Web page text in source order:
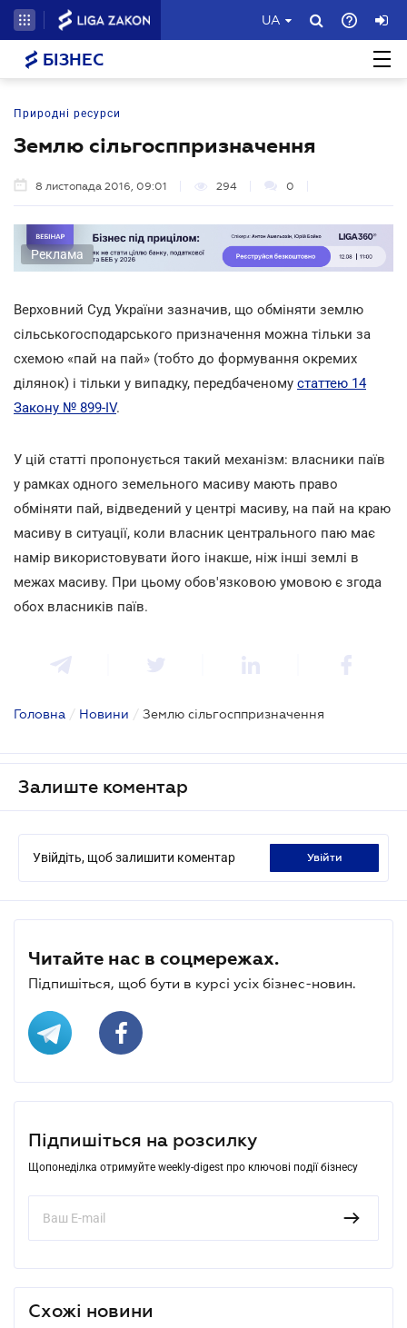
UA
БІЗНЕС
Природні ресурси
Землю сільгосппризначення
8 листопада 2016, 09:01 294 0
Реклама
Верховний Суд України зазначив, що обміняти землю
сільськогосподарського призначення можна тільки за
схемою «пай на пай» (тобто до формування окремих
ділянок) і тільки у випадку, передбаченому статтею 14
Закону № 899-IV.
У цій статті пропонується такий механізм: власники паїв
у рамках одного земельного масиву мають право
обміняти пай, відведений у центрі масиву, на пай на краю
масиву в ситуації, коли власник центрального паю має
намір використовувати його інакше, ніж інші землі в
межах масиву. При цьому обов'язковою умовою є згода
обох власників паїв.
Головна / Новини / Землю сільгосппризначення
Залиште коментар
Увійдіть, щоб залишити коментар увійти
Читайте нас в соцмережах.
Підпишіться, щоб бути в курсі усіх бізнес-новин.
Підпишіться на розсилку
Щопонеділка отримуйте weekly-digest про ключові події бізнесу
Схожі новини